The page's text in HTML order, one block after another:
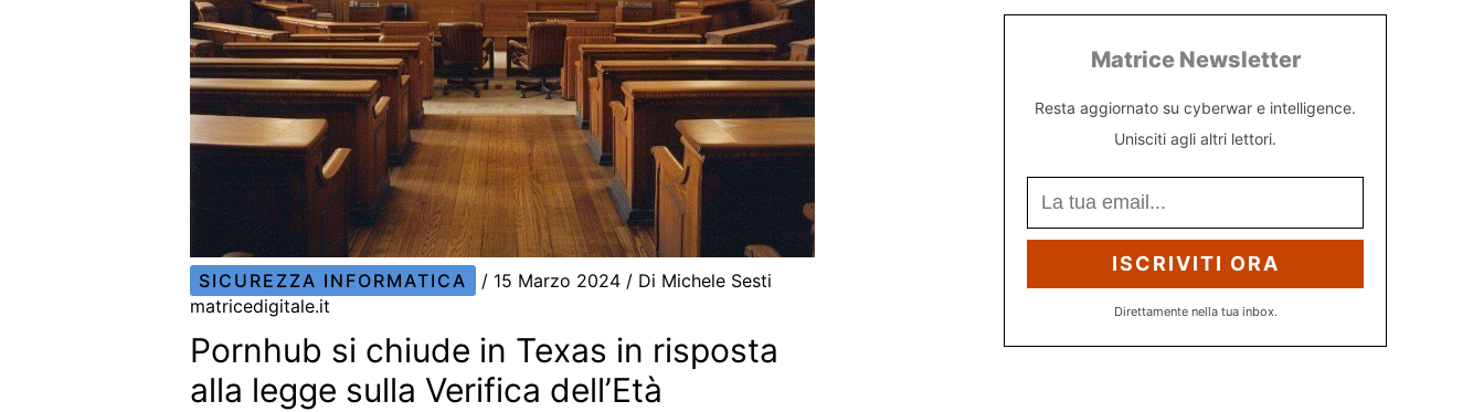
SICUREZZA INFORMATICA / 15 Marzo 2024 / Di Michele Sesti
matricedigitale.it
Pornhub si chiude in Texas in risposta
alla legge sulla Verifica dell’Età
Matrice Newsletter
Resta aggiornato su cyberwar e intelligence.
Unisciti agli altri lettori.
ISCRIVITI ORA
Direttamente nella tua inbox.